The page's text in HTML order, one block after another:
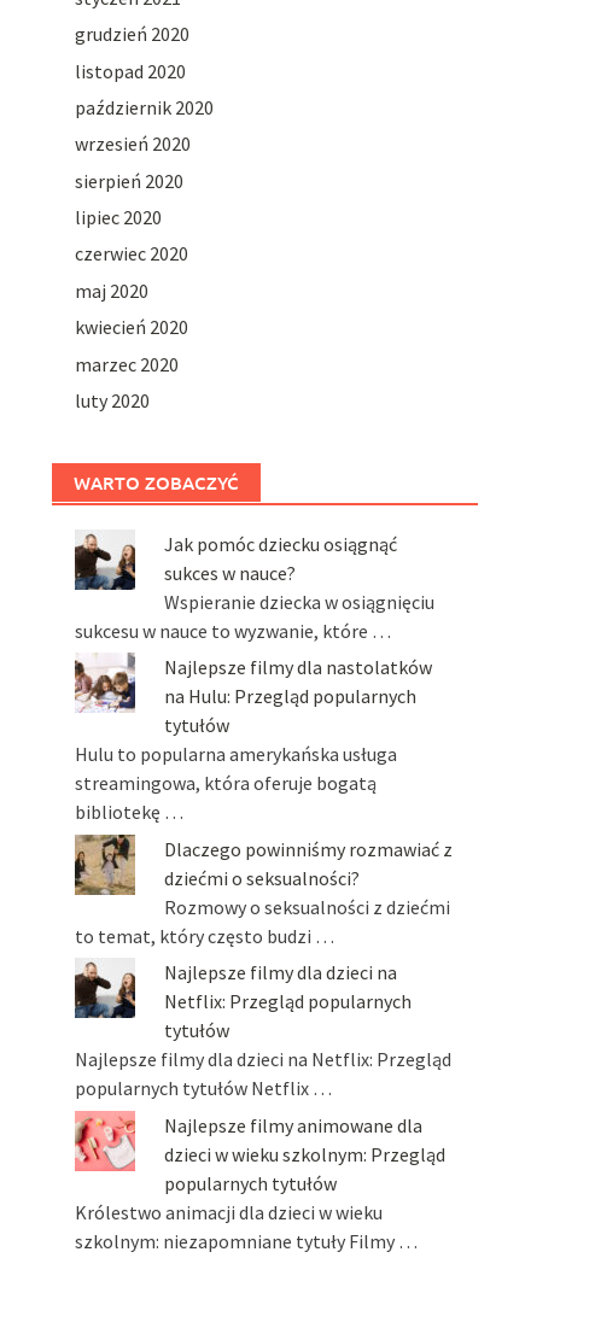
grudzień 2020
listopad 2020
październik 2020
wrzesień 2020
sierpień 2020
lipiec 2020
czerwiec 2020
maj 2020
kwiecień 2020
marzec 2020
luty 2020
WARTO ZOBACZYĆ
Jak pomóc dziecku osiągnąć
sukces w nauce?
Wspieranie dziecka w osiągnięciu
sukcesu w nauce to wyzwanie, które …
Najlepsze filmy dla nastolatków
na Hulu: Przegląd popularnych
tytułów
Hulu to popularna amerykańska usługa
streamingowa, która oferuje bogatą
bibliotekę …
Dlaczego powinniśmy rozmawiać z
dziećmi o seksualności?
Rozmowy o seksualności z dziećmi
to temat, który często budzi …
Najlepsze filmy dla dzieci na
Netflix: Przegląd popularnych
tytułów
Najlepsze filmy dla dzieci na Netflix: Przegląd
popularnych tytułów Netflix …
Najlepsze filmy animowane dla
dzieci w wieku szkolnym: Przegląd
popularnych tytułów
Królestwo animacji dla dzieci w wieku
szkolnym: niezapomniane tytuły Filmy …